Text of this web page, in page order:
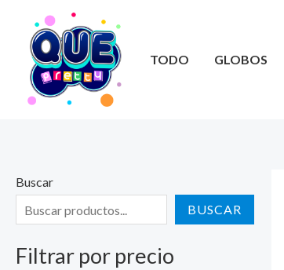
contenido
TODO GLOBOS
Buscar
BUSCAR
Filtrar por precio